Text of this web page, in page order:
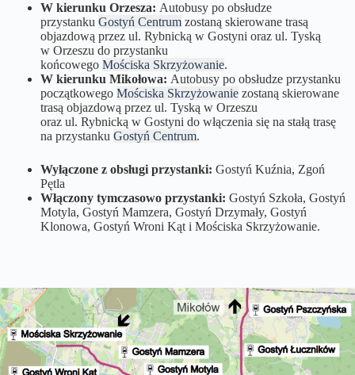
W kierunku Orzesza: Autobusy po obsłudze
przystanku Gostyń Centrumzostaną skierowane trasą
objazdową przez ul. Rybnicką w Gostyni oraz ul. Tyską
w Orzeszu do przystanku
końcowego Mościska Skrzyżowanie.
W kierunku Mikołowa: Autobusy po obsłudze przystanku
początkowego Mościska Skrzyżowaniezostaną skierowane
trasą objazdową przez ul. Tyską w Orzeszu
oraz ul. Rybnicką w Gostyni do włączenia się na stałą trasę
na przystanku Gostyń Centrum.
Wyłączone z obsługi przystanki: Gostyń Kuźnia, Zgoń
Pętla
Włączony tymczasowo przystanki: Gostyń Szkoła, Gostyń
Motyla, Gostyń Mamzera, Gostyń Drzymały, Gostyń
Klonowa, Gostyń Wroni Kąt i Mościska Skrzyżowanie.